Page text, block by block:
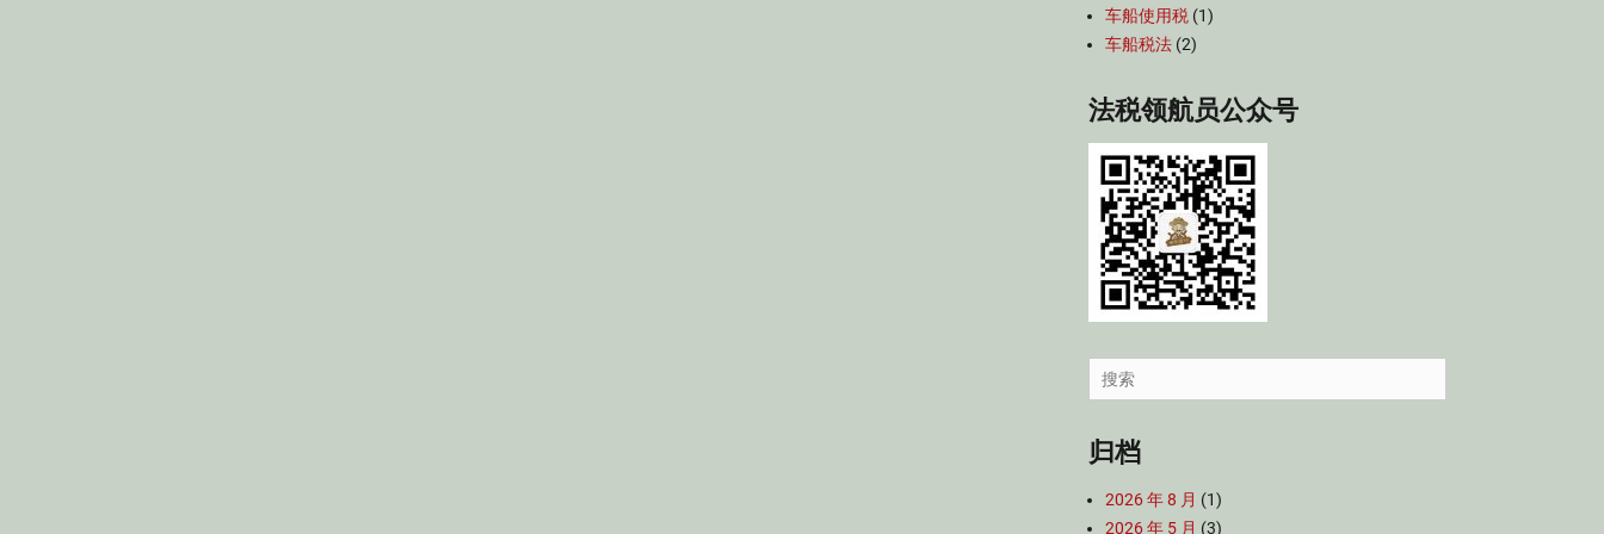
车船使用税 (1)
车船税法 (2)
法税领航员公众号
Search
for:
归档
2026 年 8 月 (1)
2026 年 5 月 (3)